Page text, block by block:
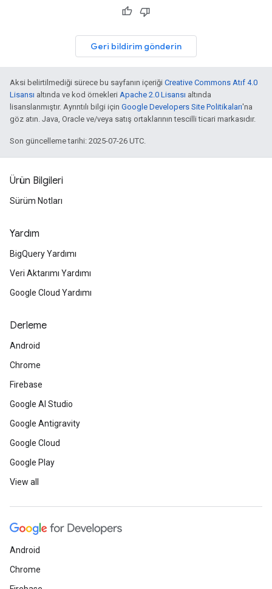
Geri bildirim gönderin
Aksi belirtilmediği sürece bu sayfanın içeriği Creative Commons Atıf 4.0
Lisansı altında ve kod örnekleri Apache 2.0 Lisansı altında
lisanslanmıştır. Ayrıntılı bilgi için Google Developers Site Politikaları'na
göz atın. Java, Oracle ve/veya satış ortaklarının tescilli ticari markasıdır.
Son güncelleme tarihi: 2025-07-26 UTC.
Ürün Bilgileri
Sürüm Notları
Yardım
BigQuery Yardımı
Veri Aktarımı Yardımı
Google Cloud Yardımı
Derleme
Android
Chrome
Firebase
Google AI Studio
Google Antigravity
Google Cloud
Google Play
View all
Android
Chrome